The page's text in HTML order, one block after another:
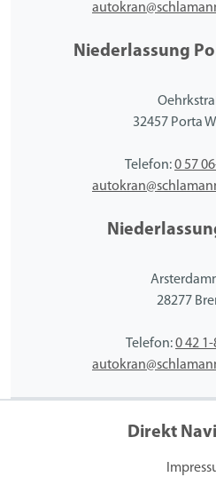
Niederlassung
32457 Porta
Telefon:0 57
28277
Telefon:0 42
Direkt